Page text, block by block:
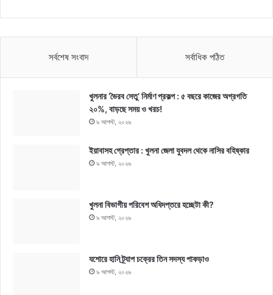
সর্বশেষ সংবাদ সর্বাধিক পঠিত
খুলনার ‘ভৈরব সেতু’ নির্মাণ প্রকল্প : ৫ বছরে কাজের অগ্রগতি
২০%, বাড়ছে সময় ও খরচ!
৯ আগস্ট, ২০২৬
ইয়াবাসহ গ্রেপ্তার : খুলনা জেলা যুবদল থেকে নাসির বহিষ্কার
৯ আগস্ট, ২০২৬
খুলনা বিভাগীয় পরিবেশ অধিদপ্তরে হচ্ছেটা কী?
৯ আগস্ট, ২০২৬
যশোরে হানি ট্র্যাপ চক্রের তিন সদস্য পাকড়াও
৯ আগস্ট, ২০২৬